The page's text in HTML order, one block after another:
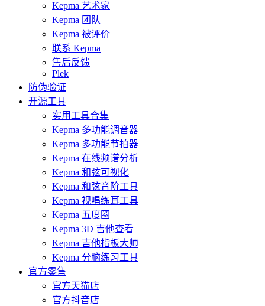
Kepma 艺术家
Kepma 团队
Kepma 被评价
联系 Kepma
售后反馈
Plek
防伪验证
开源工具
实用工具合集
Kepma 多功能调音器
Kepma 多功能节拍器
Kepma 在线频谱分析
Kepma 和弦可视化
Kepma 和弦音阶工具
Kepma 视唱练耳工具
Kepma 五度圈
Kepma 3D 吉他查看
Kepma 吉他指板大师
Kepma 分脑练习工具
官方零售
官方天猫店
官方抖音店